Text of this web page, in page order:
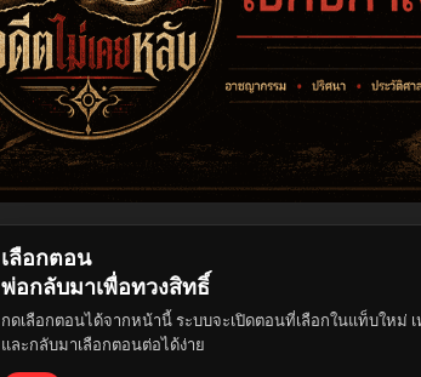
เลือกตอน
พ่อกลับมาเพื่อทวงสิทธิ์
กดเลือกตอนได้จากหน้านี้ ระบบจะเปิดตอนที่เลือกในแท็บใหม่
และกลับมาเลือกตอนต่อได้ง่าย